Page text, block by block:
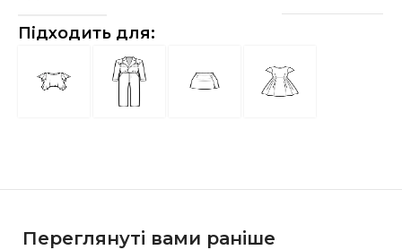
Підходить для:
Переглянуті вами раніше